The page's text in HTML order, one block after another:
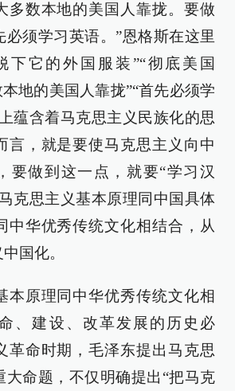
多数本地的美国人靠拢。要做
必须学习英语。”恩格斯在这里
下它的外国服装”“彻底美国
地的美国人靠拢”“首先必须学
蕴含着马克思主义民族化的思
言，就是要使马克思主义向中
要做到这一点，就要“学习汉
克思主义基本原理同中国具体
中华优秀传统文化相结合，从
国化。
本原理同中华优秀传统文化相
、建设、改革发展的历史必
革命时期，毛泽东提出马克思
大命题，不仅明确提出“把马克